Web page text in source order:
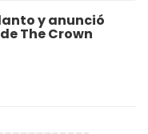
y anunció
The Crown